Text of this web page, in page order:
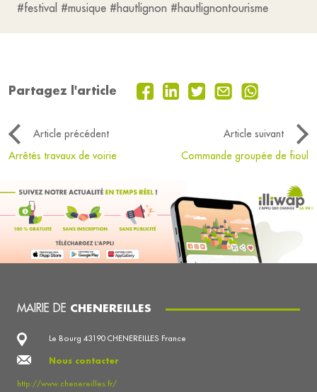
#festival #musique #hautlignon #hautlignontourisme
Partagez l'article
Article précédent
Article suivant
Arrêtés travaux de voirie
Commande groupée de fioul
MAIRIE DE CHENEREILLES
Le Bourg 43190 CHENEREILLES France
Nous contacter
http://www.chenereilles.fr/